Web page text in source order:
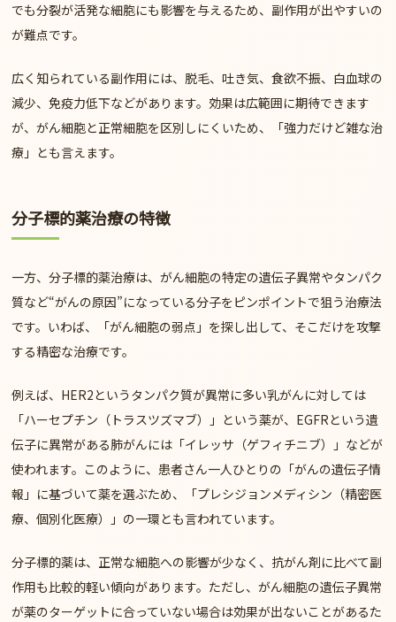
でも分裂が活発な細胞にも影響を与えるため、副作用が出やすいの
が難点です。
広く知られている副作用には、 脱毛、吐き気、食欲不振、白血球の
減少、免疫力低下などがあります。効果は広範囲に期待できます
が、がん細胞と正常細胞を区別しにくいため、「強力だけど雑な治
療」とも言えます。
分子標的薬治療の特徴
一方、分子標的薬治療は、がん細胞の特定の遺伝子異常やタンパク
質など“がんの原因”になっている分子をピンポイントで狙う治療法
です。いわば、「がん細胞の弱点」を探し出して、そこだけを攻撃
する精密な治療です。
例えば、HER2というタンパク質が異常に多い乳がんに対しては
「ハーセプチン（トラスツズマブ）」という薬が、EGFRという遺
伝子に異常がある肺がんには「イレッサ（ゲフィチニブ）」などが
使われます。このように、患者さん一人ひとりの「がんの遺伝子情
報」に基づいて薬を選ぶため、「プレシジョンメディシン（精密医
療、個別化医療）」の一環とも言われています。
分子標的薬は、正常な細胞への影響が少なく、抗がん剤に比べて副
作用も比較的軽い傾向があります。ただし、がん細胞の遺伝子異常
が薬のターゲットに合っていない場合は効果が出ないことがあるた